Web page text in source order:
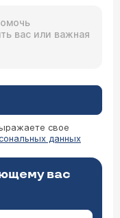
свое
данных
вас